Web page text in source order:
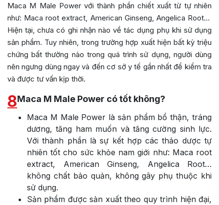
Maca M Male Power với thành phần chiết xuất từ tự nhiên
như: Maca root extract, American Ginseng, Angelica Root…
Hiện tại, chưa có ghi nhận nào về tác dụng phụ khi sử dụng
sản phẩm. Tuy nhiên, trong trường hợp xuất hiện bất kỳ triệu
chứng bất thường nào trong quá trình sử dụng, người dùng
nên ngưng dùng ngay và đến cơ sở y tế gần nhất để kiểm tra
và được tư vấn kịp thời.
8Maca M Male Power có tốt không?
Maca M Male Power là sản phẩm bổ thận, tráng
dương, tăng ham muốn và tăng cường sinh lực.
Với thành phần là sự kết hợp các thảo dược tự
nhiên tốt cho sức khỏe nam giới như: Maca root
extract, American Ginseng, Angelica Root…
không chất bảo quản, không gây phụ thuộc khi
sử dụng.
Sản phẩm được sản xuất theo quy trình hiện đại,